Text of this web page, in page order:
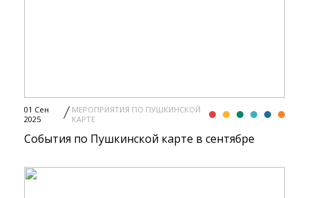
01 Сен
2025
МЕРОПРИЯТИЯ ПО ПУШКИНСКОЙ
КАРТЕ
События по Пушкинской карте в сентябре